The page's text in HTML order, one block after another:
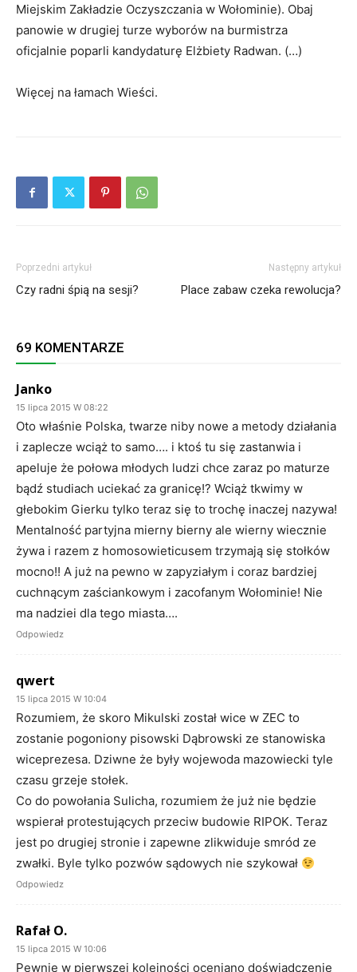
Miejskim Zakładzie Oczyszczania w Wołominie). Obaj
panowie w drugiej turze wyborów na burmistrza
oficjalnie poparli kandydaturę Elżbiety Radwan. (…)
Więcej na łamach Wieści.
Poprzedni artykuł
Czy radni śpią na sesji?
Następny artykuł
Place zabaw czeka rewolucja?
69 KOMENTARZE
Janko
15 lipca 2015 W 08:22
Oto właśnie Polska, twarze niby nowe a metody działania
i zaplecze wciąż to samo…. i ktoś tu się zastanwia i
apeluje że połowa młodych ludzi chce zaraz po maturze
bądź studiach uciekać za granicę!? Wciąż tkwimy w
głebokim Gierku tylko teraz się to trochę inaczej nazywa!
Mentalność partyjna mierny bierny ale wierny wiecznie
żywa i razem z homosowieticusem trzymają się stołków
mocno!! A już na pewno w zapyziałym i coraz bardziej
cuchnącym zaściankowym i zacofanym Wołominie! Nie
ma nadziei dla tego miasta….
Odpowiedz
qwert
15 lipca 2015 W 10:04
Rozumiem, że skoro Mikulski został wice w ZEC to
zostanie pogoniony pisowski Dąbrowski ze stanowiska
wiceprezesa. Dziwne że były wojewoda mazowiecki tyle
czasu grzeje stołek.
Co do powołania Sulicha, rozumiem że już nie będzie
wspierał protestujących przeciw budowie RIPOK. Teraz
jest po drugiej stronie i zapewne zlikwiduje smród ze
zwałki. Byle tylko pozwów sądowych nie szykował
Odpowiedz
Rafał O.
15 lipca 2015 W 10:06
Pewnie w pierwszej kolejności oceniano doświadczenie